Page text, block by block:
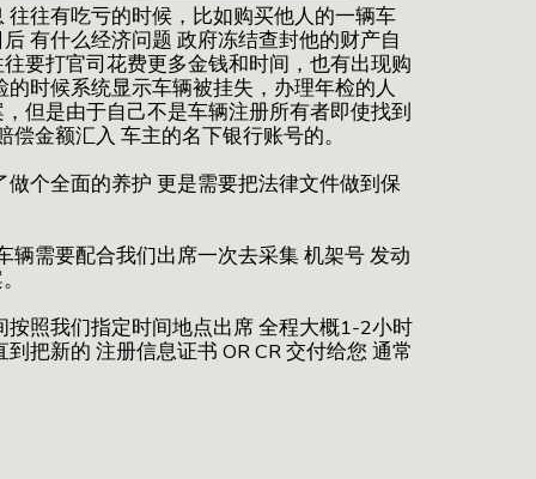
往有吃亏的时候，比如购买他人的一辆车
有什么经济问题 政府冻结查封他的财产自
要打官司花费更多金钱和时间，也有出现购
时候系统显示车辆被挂失，办理年检的人
但是由于自己不是车辆注册所有者即使找到
金额汇入 车主的名下银行账号的。
个全面的养护 更是需要把法律文件做到保
需要配合我们出席一次去采集 机架号 发动
照我们指定时间地点出席 全程大概1-2小时
把新的 注册信息证书 OR CR 交付给您 通常